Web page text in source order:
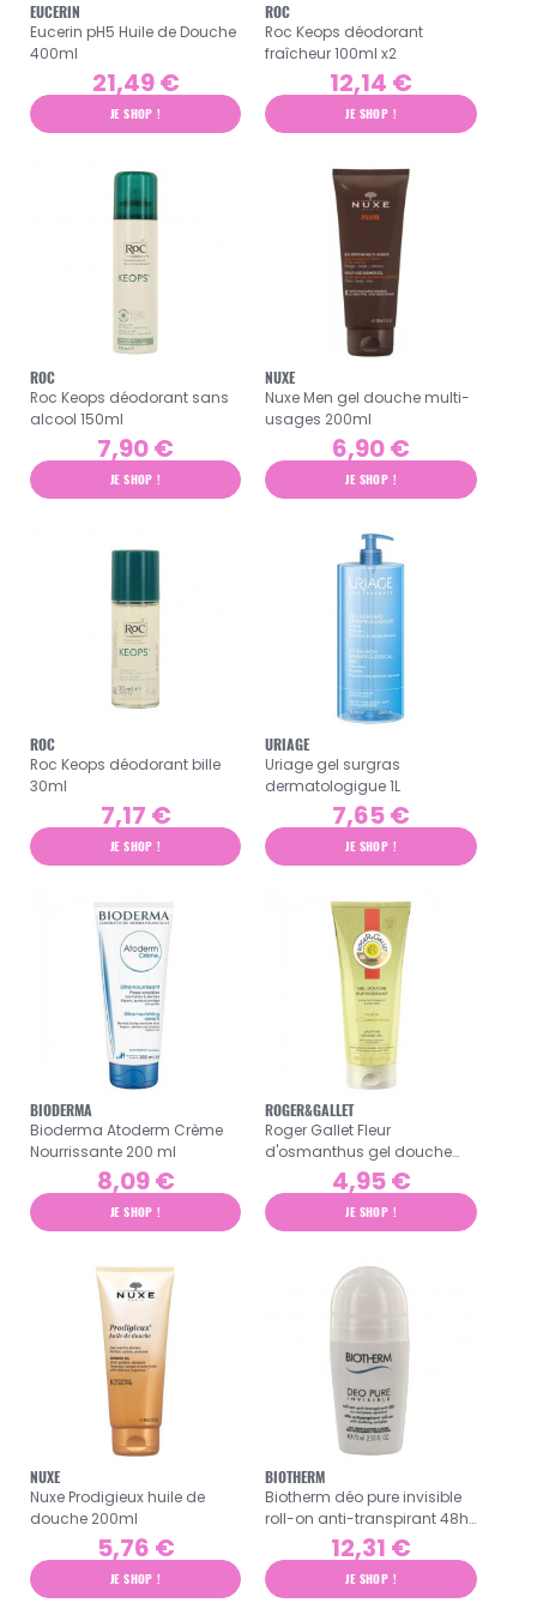
EUCERIN
Eucerin pH5 Huile de Douche
400ml
21,49 €
JE SHOP !
ROC
Roc Keops déodorant
fraîcheur 100ml x2
12,14 €
JE SHOP !
ROC
Roc Keops déodorant sans
alcool 150ml
7,90 €
JE SHOP !
NUXE
Nuxe Men gel douche multi-
usages 200ml
6,90 €
JE SHOP !
ROC
Roc Keops déodorant bille
30ml
7,17 €
JE SHOP !
URIAGE
Uriage gel surgras
dermatologigue 1L
7,65 €
JE SHOP !
BIODERMA
Bioderma Atoderm Crème
Nourrissante 200 ml
8,09 €
JE SHOP !
ROGER&GALLET
Roger Gallet Fleur
d'osmanthus gel douche
4,95 €
JE SHOP !
NUXE
Nuxe Prodigieux huile de
douche 200ml
5,76 €
JE SHOP !
BIOTHERM
Biotherm déo pure invisible
roll-on anti-transpirant 48h
12,31 €
JE SHOP !